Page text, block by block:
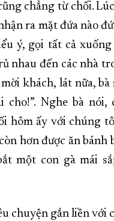
chẳng từ chối.
ra mặt đứa nào
ý, gọi tất cả
nhau đến các nhà
khách, lát nữa, bà
cho!”. Nghe bà
hôm ấy với chúng
hơn được ăn bánh
một con gà mái
chuyện gắn liền với